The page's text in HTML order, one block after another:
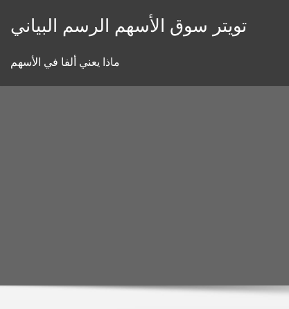
تويتر سوق الأسهم الرسم البياني
ماذا يعني ألفا في الأسهم